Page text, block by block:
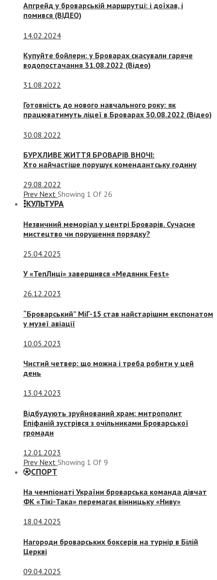
Апгрейд у броварській маршрутці: і доїхав, і
помився (ВІДЕО)
14.02.2024
Купуйте бойлери: у Броварах скасували гаряче
водопостачання 31.08.2022 (Відео)
31.08.2022
Готовність до нового навчального року: як
працюватимуть ліцеї в Броварах 30.08.2022 (Відео)
30.08.2022
БУРХЛИВЕ ЖИТТЯ БРОВАРІВ ВНОЧІ:
Хто найчастіше порушує комендантську годину
29.08.2022
Prev Next Showing 1 Of 26
КУЛЬТУРА
Незвичний меморіал у центрі Броварів. Сучасне
мистецтво чи порушення порядку?
25.04.2025
У «ТепЛиці» завершився «Медяник Fest»
26.12.2023
“Броварський” МіГ-15 став найстарішим експонатом
у музеї авіації
10.05.2023
Чистий четвер: що можна і треба робити у цей
день
13.04.2023
Відбудують зруйнований храм: митрополит
Епіфаній зустрівся з очільниками Броварської
громади
12.01.2023
Prev Next Showing 1 Of 9
СПОРТ
На чемпіонаті України броварська команда дівчат
ФК «Тікі-Така» перемагає вінницьку «Ниву»
18.04.2025
Нагороди броварських боксерів на турнір в Білій
Церкві
09.04.2025